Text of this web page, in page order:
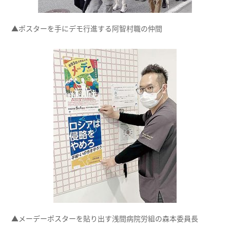
▲ポスターを手にデモ行進する阿智村職の仲間
▲メーデーポスターを貼り出す浅間病院労組の森本委員長